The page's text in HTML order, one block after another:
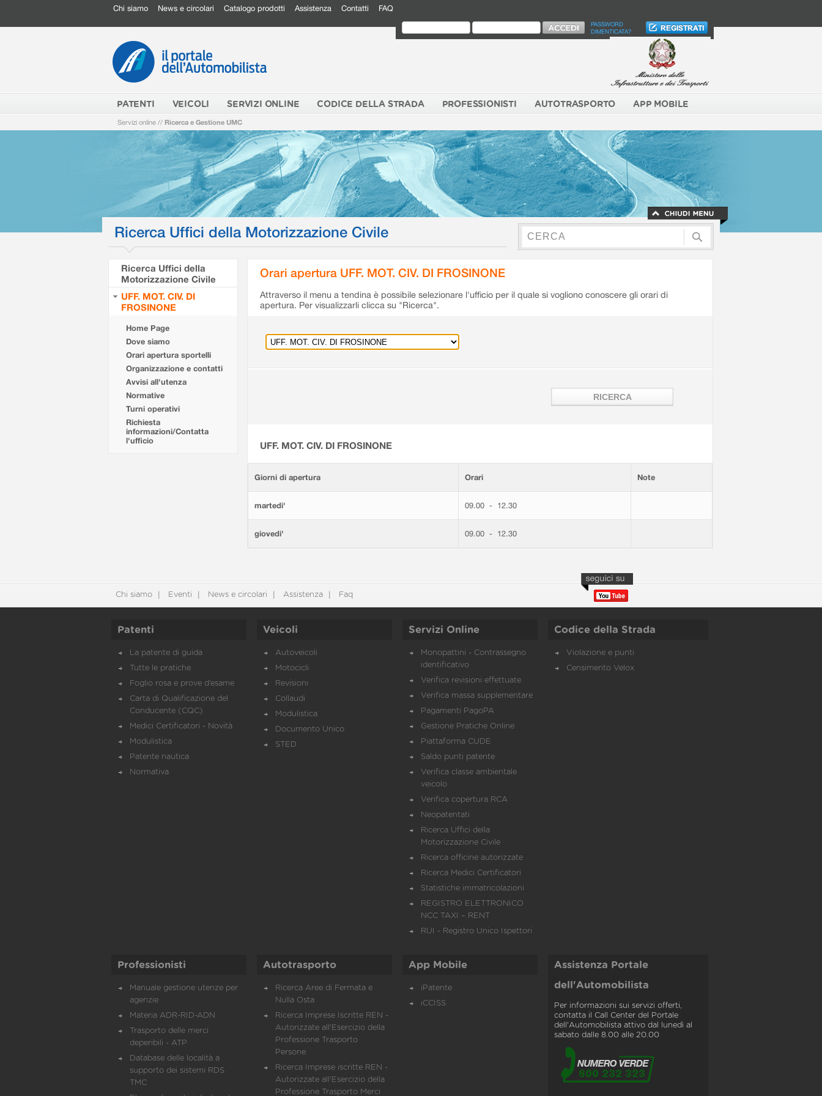
Chi siamo News e circolari Catalogo prodotti Assistenza Contatti FAQ
PASSWORD
DIMENTICATA?
PATENTI VEICOLI SERVIZI ONLINE CODICE DELLA STRADA PROFESSIONISTI AUTOTRASPORTO APP MOBILE
Servizi online // Ricerca e Gestione UMC
Ricerca Uffici della Motorizzazione Civile
Ricerca Uffici della
Motorizzazione Civile
UFF. MOT. CIV. DI
FROSINONE
Home Page
Dove siamo
Orari apertura sportelli
Organizzazione e contatti
Avvisi all'utenza
Normative
Turni operativi
Richiesta
informazioni/Contatta
l'ufficio
Orari apertura UFF. MOT. CIV. DI FROSINONE
Attraverso il menu a tendina è possibile selezionare l'ufficio per il quale si vogliono conoscere gli orari di
apertura. Per visualizzarli clicca su "Ricerca".
UFF. MOT. CIV. DI FROSINONE
Giorni di apertura Orari Note
martedi' 09.00 - 12.30
giovedi' 09.00 - 12.30
Chi siamo Eventi News e circolari Assistenza Faq
Patenti
La patente di guida
Tutte le pratiche
Foglio rosa e prove d’esame
Carta di Qualificazione del
Conducente (CQC)
Medici Certificatori - Novità
Modulistica
Patente nautica
Normativa
Veicoli
Autoveicoli
Motocicli
Revisioni
Collaudi
Modulistica
Documento Unico
STED
Servizi Online
Monopattini - Contrassegno
identificativo
Verifica revisioni effettuate
Verifica massa supplementare
Pagamenti PagoPA
Gestione Pratiche Online
Piattaforma CUDE
Saldo punti patente
Verifica classe ambientale
veicolo
Verifica copertura RCA
Neopatentati
Ricerca Uffici della
Motorizzazione Civile
Ricerca officine autorizzate
Ricerca Medici Certificatori
Statistiche immatricolazioni
REGISTRO ELETTRONICO
NCC TAXI – RENT
RUI - Registro Unico Ispettori
Codice della Strada
Violazione e punti
Censimento Velox
Professionisti
Manuale gestione utenze per
agenzie
Materia ADR-RID-ADN
Trasporto delle merci
deperibili - ATP
Database delle località a
supporto dei sistemi RDS
TMC
Autotrasporto
Ricerca Aree di Fermata e
Nulla Osta
Ricerca Imprese Iscritte REN -
Autorizzate all'Esercizio della
Professione Trasporto
Persone
Ricerca Imprese iscritte REN -
Autorizzate all'Esercizio della
Professione Trasporto Merci
App Mobile
iPatente
iCCISS
Assistenza Portale
dell'Automobilista
Per informazioni sui servizi offerti,
contatta il Call Center del Portale
dell'Automobilista attivo dal lunedì al
sabato dalle 8.00 alle 20.00